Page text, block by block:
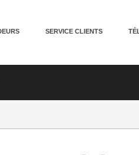
SERVICE CLIENTS